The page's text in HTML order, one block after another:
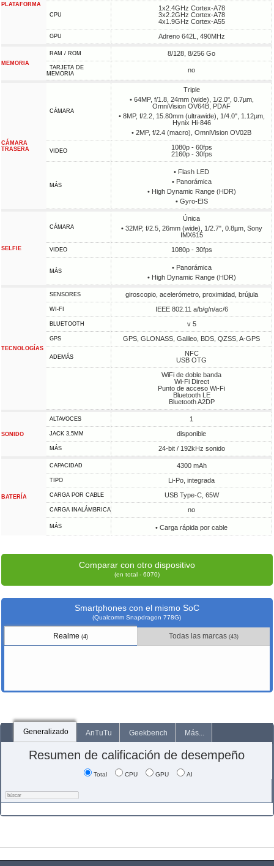
PLATAFORMA
CPU
1x2.4GHz Cortex-A78
3x2.2GHz Cortex-A78
4x1.9GHz Cortex-A55
GPU Adreno 642L, 490MHz
MEMORIA
RAM / ROM 8/128, 8/256 Go
TARJETA DE
MEMORIA
no
CÁMARA
TRASERA
CÁMARA
Triple
• 64MP, f/1.8, 24mm (wide), 1/2.0", 0.7µm,
OmniVision OV64B, PDAF
• 8MP, f/2.2, 15.80mm (ultrawide), 1/4.0", 1.12µm,
Hynix Hi-846
• 2MP, f/2.4 (macro), OmniVision OV02B
VIDEO
1080p - 60fps
2160p - 30fps
MÁS
• Flash LED
• Panorámica
• High Dynamic Range (HDR)
• Gyro-EIS
SELFIE
CÁMARA
Única
• 32MP, f/2.5, 26mm (wide), 1/2.7", 0.8µm, Sony
IMX615
VIDEO 1080p - 30fps
MÁS
• Panorámica
• High Dynamic Range (HDR)
TECNOLOGÍAS
SENSORES giroscopio, acelerómetro, proximidad, brújula
WI-FI IEEE 802.11 a/b/g/n/ac/6
BLUETOOTH v 5
GPS GPS, GLONASS, Galileo, BDS, QZSS, A-GPS
ADEMÁS
NFC
USB OTG
WiFi de doble banda
Wi-Fi Direct
Punto de acceso Wi-Fi
Bluetooth LE
Bluetooth A2DP
SONIDO
ALTAVOCES 1
JACK 3,5MM disponible
MÁS 24-bit / 192kHz sonido
BATERÍA
CAPACIDAD 4300 mAh
TIPO Li-Po, integrada
CARGA POR CABLE USB Type-C, 65W
CARGA INALÁMBRICA no
MÁS • Carga rápida por cable
Comparar con otro dispositivo
(en total - 6070)
Smartphones con el mismo SoC
(Qualcomm Snapdragon 778G)
Realme(4) Todas las marcas (43)
Generalizado AnTuTu Geekbench Más...
Resumen de calificación de desempeño
Total CPU GPU AI